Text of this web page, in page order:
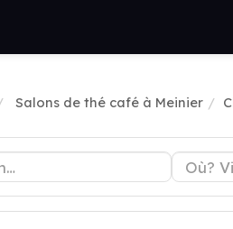
Salons de thé café à Meinier